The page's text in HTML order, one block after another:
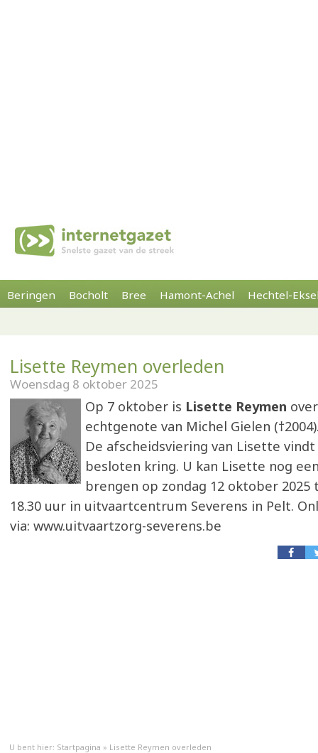
Beringen Bocholt Bree Hamont-Achel Hechtel-
Lisette Reymen overleden
Woensdag 8 oktober 2025
Op 7 oktober is Lisette Reymen
echtgenote van Michel Gielen
De afscheidsviering van Lisette
besloten kring. U kan Lisette nog
brengen op zondag 12 oktober 2025
18.30 uur in uitvaartcentrum Severens in Pelt.
via: www.uitvaartzorg-severens.be
U bent hier: Startpagina » Lisette Reymen overleden